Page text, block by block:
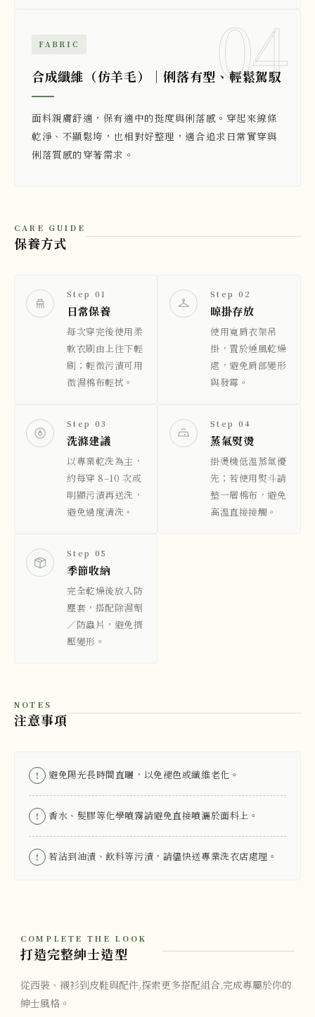
04
FABRIC
合成纖維（仿羊毛）｜俐落有型、輕鬆駕馭
面料親膚舒適，保有適中的挺度與俐落感。穿起來線條
乾淨、不顯鬆垮，也相對好整理，適合追求日常實穿與
俐落質感的穿著需求。
CARE GUIDE
保養方式
Step 01
日常保養
每次穿完後使用柔
軟衣刷由上往下輕
刷；輕微污漬可用
微濕棉布輕拭。
Step 02
晾掛存放
使用寬肩衣架吊
掛，置於通風乾燥
處，避免肩部變形
與發霉。
Step 03
洗滌建議
以專業乾洗為主，
約每穿 8–10 次或
明顯污漬再送洗，
避免過度清洗。
Step 04
蒸氣熨燙
掛燙機低溫蒸氣優
先；若使用熨斗請
墊一層棉布，避免
高溫直接接觸。
Step 05
季節收納
完全乾燥後放入防
塵套，搭配除濕劑
／防蟲片，避免擠
壓變形。
NOTES
注意事項
! 避免陽光長時間直曬，以免褪色或纖維老化。
! 香水、髮膠等化學噴霧請避免直接噴灑於面料上。
! 若沾到油漬、飲料等污漬，請儘快送專業洗衣店處理。
COMPLETE THE LOOK
打造完整紳士造型
從西裝、襯衫到皮鞋與配件,探索更多搭配組合,完成專屬於你的
紳士風格。